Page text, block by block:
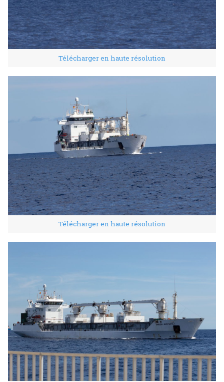
Télécharger en haute résolution
Télécharger en haute résolution